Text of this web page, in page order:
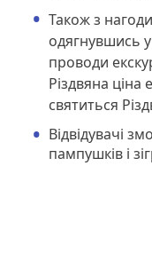
Також з
одягнувшись
проводи
Різдвяна ціна
святиться
Відвідувачі
пампушків і